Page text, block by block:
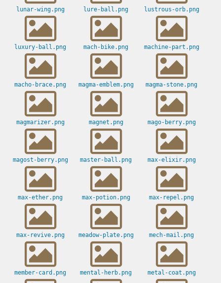
lunar-wing.png lure-ball.png lustrous-orb.png
luxury-ball.png mach-bike.png machine-part.png
macho-brace.png magma-emblem.png magma-stone.png
magmarizer.png magnet.png mago-berry.png
magost-berry.png master-ball.png max-elixir.png
max-ether.png max-potion.png max-repel.png
max-revive.png meadow-plate.png mech-mail.png
member-card.png mental-herb.png metal-coat.png